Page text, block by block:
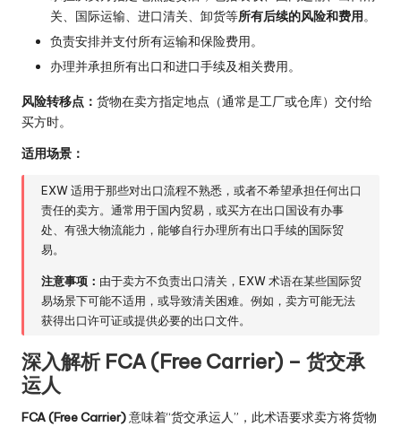
关、国际运输、进口清关、卸货等所有后续的风险和费用。
负责安排并支付所有运输和保险费用。
办理并承担所有出口和进口手续及相关费用。
风险转移点： 货物在卖方指定地点（通常是工厂或仓库）交付给
买方时。
适用场景：
EXW 适用于那些对出口流程不熟悉，或者不希望承担任何出口
责任的卖方。通常用于国内贸易，或买方在出口国设有办事
处、有强大物流能力，能够自行办理所有出口手续的国际贸
易。
注意事项： 由于卖方不负责出口清关，EXW 术语在某些国际贸
易场景下可能不适用，或导致清关困难。例如，卖方可能无法
获得出口许可证或提供必要的出口文件。
深入解析 FCA (Free Carrier) – 货交承
运人
FCA (Free Carrier)意味着“货交承运人”，此术语要求卖方将货物